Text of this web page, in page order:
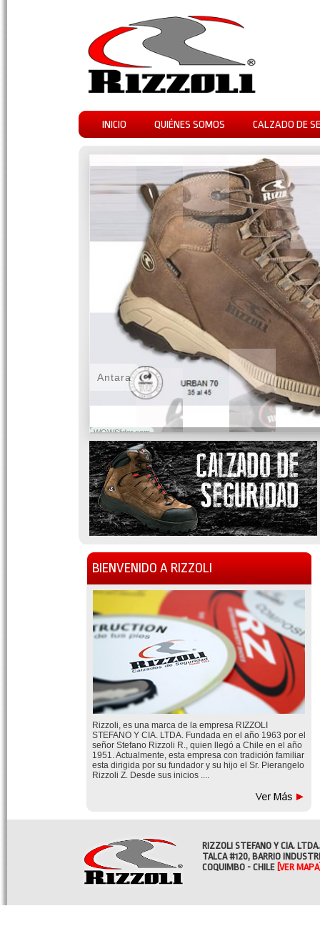
INICIO QUIÉNES SOMOS CALZADO DE
WOWSlider.com
Antara
BIENVENIDO A RIZZOLI
Rizzoli, es una marca de la empresa RIZZOLI
STEFANO Y CIA. LTDA. Fundada en el año 1963 por el
señor Stefano Rizzoli R., quien llegó a Chile en el año
1951. Actualmente, esta empresa con tradición familiar
esta dirigida por su fundador y su hijo el Sr. Pierangelo
Rizzoli Z. Desde sus inicios ....
RIZZOLI STEFANO Y CIA. LTDA.
TALCA #120, BARRIO
COQUIMBO - CHILE [VER